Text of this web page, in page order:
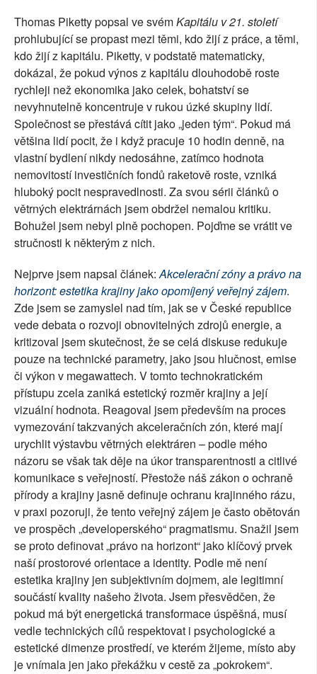
Thomas Piketty popsal ve svémKapitálu v 21. století
prohlubující se propast mezi těmi, kdo žijí z práce, a těmi,
kdo žijí z kapitálu. Piketty, v podstatě matematicky,
dokázal, že pokud výnos z kapitálu dlouhodobě roste
rychleji než ekonomika jako celek, bohatství se
nevyhnutelně koncentruje v rukou úzké skupiny lidí.
Společnost se přestává cítit jako „jeden tým“. Pokud má
většina lidí pocit, že i když pracuje 10 hodin denně, na
vlastní bydlení nikdy nedosáhne, zatímco hodnota
nemovitostí investičních fondů raketově roste, vzniká
hluboký pocit nespravedlnosti. Za svou sérii článků o
větrných elektrárnách jsem obdržel nemalou kritiku.
Bohužel jsem nebyl plně pochopen. Pojďme se vrátit ve
stručnosti k některým z nich.
Nejprve jsem napsal článek:Akcelerační zóny a právo na
horizont: estetika krajiny jako opomíjený veřejný zájem.
Zde jsem se zamyslel nad tím, jak se v České republice
vede debata o rozvoji obnovitelných zdrojů energie, a
kritizoval jsem skutečnost, že se celá diskuse redukuje
pouze na technické parametry, jako jsou hlučnost, emise
či výkon v megawattech. V tomto technokratickém
přístupu zcela zaniká estetický rozměr krajiny a její
vizuální hodnota. Reagoval jsem především na proces
vymezování takzvaných akceleračních zón, které mají
urychlit výstavbu větrných elektráren – podle mého
názoru se však tak děje na úkor transparentnosti a citlivé
komunikace s veřejností. Přestože náš zákon o ochraně
přírody a krajiny jasně definuje ochranu krajinného rázu,
v praxi pozoruji, že tento veřejný zájem je často obětován
ve prospěch „developerského“ pragmatismu. Snažil jsem
se proto definovat „právo na horizont“ jako klíčový prvek
naší prostorové orientace a identity. Podle mě není
estetika krajiny jen subjektivním dojmem, ale legitimní
součástí kvality našeho života. Jsem přesvědčen, že
pokud má být energetická transformace úspěšná, musí
vedle technických cílů respektovat i psychologické a
estetické dimenze prostředí, ve kterém žijeme, místo aby
je vnímala jen jako překážku v cestě za „pokrokem“.